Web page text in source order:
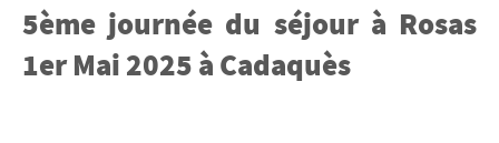
5ème journée du séjour à Rosas
1er Mai 2025 à Cadaquès